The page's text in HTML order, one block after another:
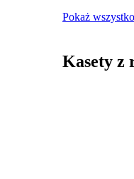
Pokaż wszystko
Kasety z